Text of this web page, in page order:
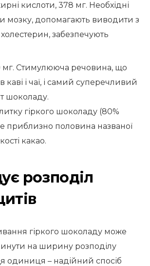
кислоти, 378 мг. Необхідні
мозку, допомагають виводити з
забезпечують
мг. Стимулююча речовина, що
каві і чаї, і самий суперечливий
шоколаду.
гіркого шоколаду (80%
приблизно половина названої
какао.
розподіл
гіркого шоколаду може
на ширину розподілу
одиниця – надійний спосіб